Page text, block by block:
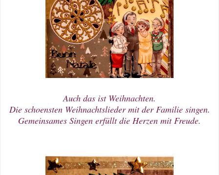
Auch das ist Weihnachten.
Die schoensten Weihnachtslieder mit der Familie singen.
Gemeinsames Singen erfüllt die Herzen mit Freude.